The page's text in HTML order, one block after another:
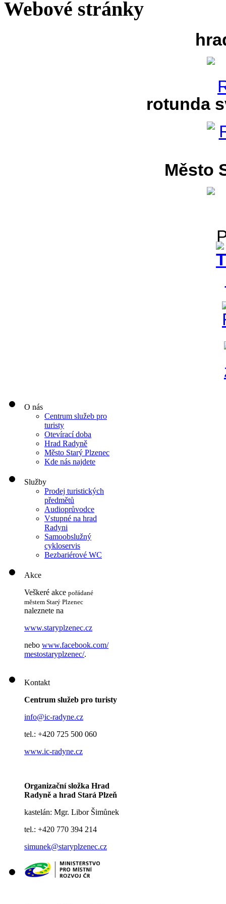
Webové stránky
rotunda
Město
O nás
Centrum služeb pro
turisty
Otevírací doba
Hrad Radyně
Město Starý Plzenec
Kde nás najdete
Služby
Prodej turistických
předmětů
Audioprůvodce
Vstupné na hrad
Radyni
Samoobslužný
cykloservis
Bezbariérové WC
Akce
Veškeré akce pořádané
městem Starý Plzenec
naleznete na
www.staryplzenec.cz
nebo www.facebook.com/
mestostaryplzenec/.
Kontakt
Centrum služeb pro turisty
info@ic-radyne.cz
tel.: +420 725 500 060
www.ic-radyne.cz
Organizační složka Hrad
Radyně a hrad Stará Plzeň
kastelán: Mgr. Libor Šimůnek
tel.: +420 770 394 214
simunek@staryplzenec.cz